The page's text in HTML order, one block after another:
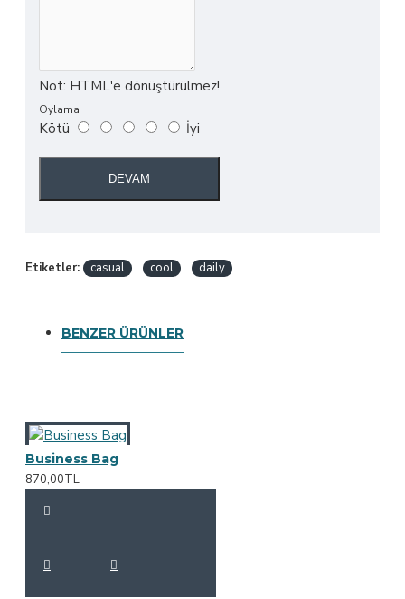
Not: HTML'e dönüştürülmez!
Oylama
Kötü İyi
DEVAM
Etiketler: casual cool daily
BENZER ÜRÜNLER
Business Bag
870,00TL